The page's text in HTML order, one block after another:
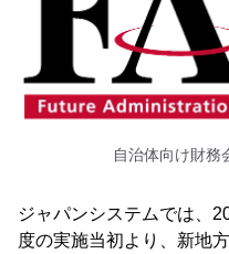
自治体向け財務
ジャパンシステムでは、
度の実施当初より、新地